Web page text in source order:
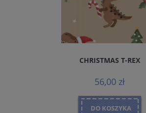
CHRISTMAS T-REX
56,00 zł
DO KOSZYKA